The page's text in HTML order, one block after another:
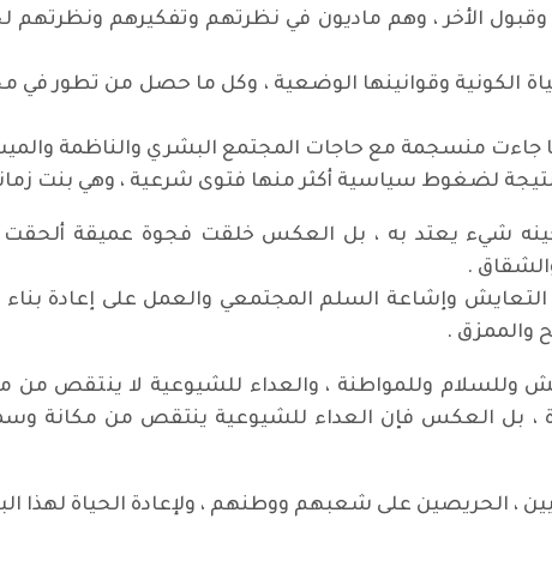
الأخر ، وهم ماديون في نظرتهم وتفكيرهم ونظرتهم
الكونية وقوانينها الوضعية ، وكل ما حصل من تطور في
جاءت منسجمة مع حاجات المجتمع البشري والناظمة
لضغوط سياسية أكثر منها فتوى شرعية ، وهي بنت
شيء يعتد به ، بل العكس خلقت فجوة عميقة ألحقت
.
وإشاعة السلم المجتمعي والعمل على إعادة بناء
والممزق .
وللمواطنة ، والعداء للشيوعية لا ينتقص من
، بل العكس فإن العداء للشيوعية ينتقص من مكانة
، الحريصين على شعبهم ووطنهم ، ولإعادة الحياة لهذا